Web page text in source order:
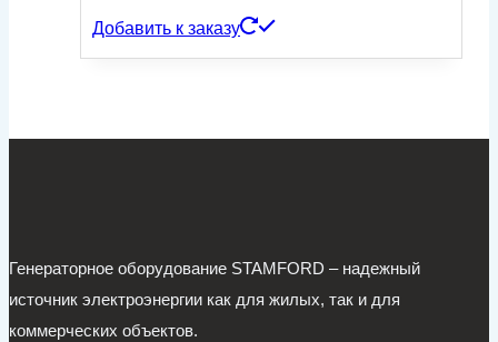
Добавить к заказу
Генераторное оборудование STAMFORD – надежный
источник электроэнергии как для жилых, так и для
коммерческих объектов.